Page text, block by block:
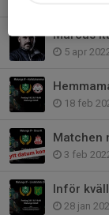
Marcus
5 apr
18 feb
Matchen
3 feb
Inför
28 jan